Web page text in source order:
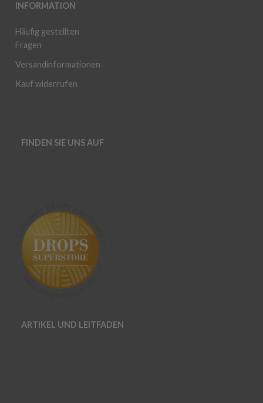
INFORMATION
Häufig gestellten
Fragen
Versandinformationen
Kauf widerrufen
FINDEN SIE UNS AUF
ARTIKEL UND LEITFADEN